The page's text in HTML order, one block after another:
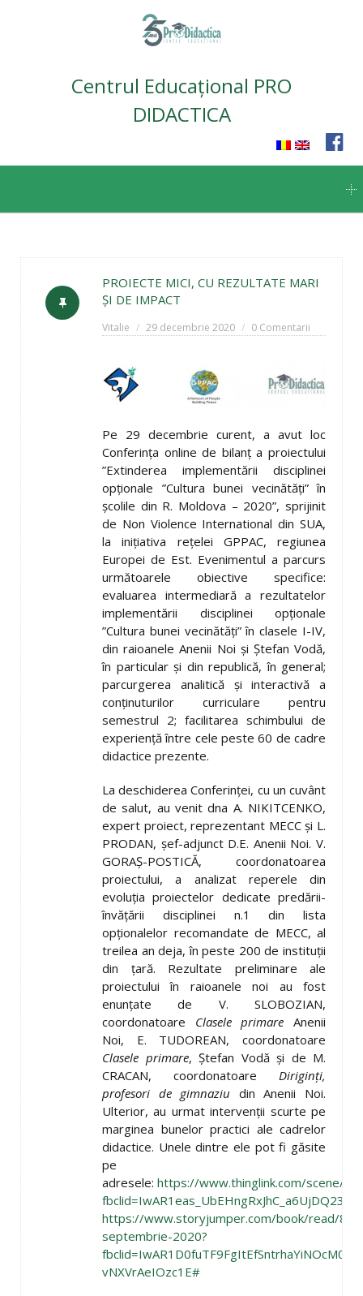
Centrul Educațional PRO
DIDACTICA
content
PROIECTE MICI, CU REZULTATE MARI
ȘI DE IMPACT
Vitalie 29 decembrie 2020 0 Comentarii
Pe 29 decembrie curent, a avut loc
Conferința online de bilanț a proiectului
”Extinderea implementării disciplinei
opționale ”Cultura bunei vecinătăți” în
școlile din R. Moldova – 2020”, sprijinit
de Non Violence International din SUA,
la inițiativa rețelei GPPAC, regiunea
Europei de Est. Evenimentul a parcurs
următoarele obiective specifice:
evaluarea intermediară a rezultatelor
implementării disciplinei opționale
”Cultura bunei vecinătăți” în clasele I-IV,
din raioanele Anenii Noi și Ștefan Vodă,
în particular și din republică, în general;
parcurgerea analitică și interactivă a
conținuturilor curriculare pentru
semestrul 2; facilitarea schimbului de
experiență între cele peste 60 de cadre
didactice prezente.
La deschiderea Conferinței, cu un cuvânt
de salut, au venit dna A. NIKITCENKO,
expert proiect, reprezentant MECC și L.
PRODAN, șef-adjunct D.E. Anenii Noi. V.
GORAȘ-POSTICĂ, coordonatoarea
proiectului, a analizat reperele din
evoluția proiectelor dedicate predării-
învățării disciplinei n.1 din lista
opționalelor recomandate de MECC, al
treilea an deja, în peste 200 de instituții
din țară. Rezultate preliminare ale
proiectului în raioanele noi au fost
enunțate de V. SLOBOZIAN,
coordonatoare Clasele primare Anenii
Noi, E. TUDOREAN, coordonatoare
Clasele primare, Ștefan Vodă și de M.
CRACAN, coordonatoare Diriginți,
profesori de gimnaziu din Anenii Noi.
Ulterior, au urmat intervenții scurte pe
marginea bunelor practici ale cadrelor
didactice. Unele dintre ele pot fi găsite
pe
adresele: https://www.thinglink.com/scene/
https://www.storyjumper.com/book/read/
septembrie-2020?
vNXVrAeIOzc1E#